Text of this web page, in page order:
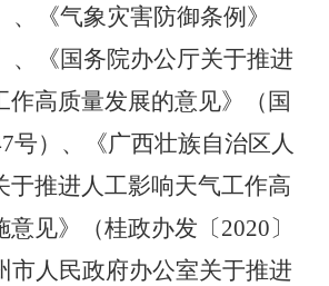
、《气象灾害防御条例》
、《国务院办公厅关于推进
作高质量发展的意见》（国
号）、《广西壮族自治区人
于推进人工影响天气工作高
意见》（桂政办发〔2020〕
市人民政府办公室关于推进